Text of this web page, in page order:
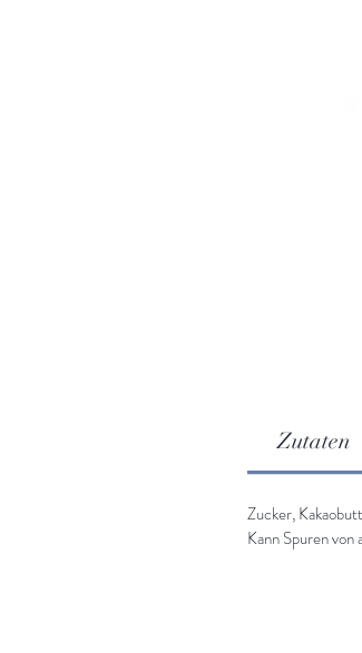
Zutaten
Zucker,
Kann Spuren